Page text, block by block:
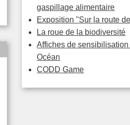
gaspillage alimentaire
Exposition "Sur la route
La roue de la biodiversité
Affiches de sensibilisation
Océan
CODD Game